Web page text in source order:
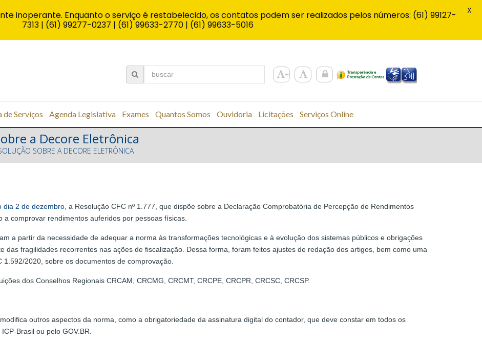
de Serviços Agenda Legislativa Exames Quantos Somos Ouvidoria Licitações Serviços Online
a Decore Eletrônica
SOBRE A DECORE ELETRÔNICA
dia 2 de dezembro, a Resolução CFC nº 1.777, que dispõe sobre a Declaração Comprobatória de Percepção de Rendimentos
comprovar rendimentos auferidos por pessoas físicas.
a partir da necessidade de adequar a norma às transformações tecnológicas e à evolução dos sistemas públicos e obrigações
das fragilidades recorrentes nas ações de fiscalização. Dessa forma, foram feitos ajustes de redação dos artigos, bem como uma
2020, sobre os documentos de comprovação.
dos Conselhos Regionais CRCAM, CRCMG, CRCMT, CRCPE, CRCPR, CRCSC, CRCSP.
outros aspectos da norma, como a obrigatoriedade da assinatura digital do contador, que deve constar em todos os
Brasil ou pelo GOV.BR.
inoperante. Enquanto o serviço é restabelecido, os contatos podem ser realizados pelos números: (61) 99127-
7313 | (61) 99277-0237 | (61) 99633-2770 | (61) 99633-5016
X